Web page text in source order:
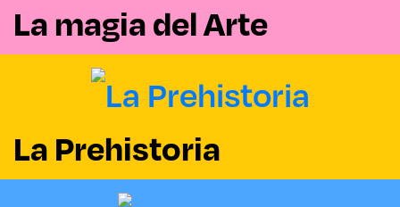
La magia del Arte
La Prehistoria